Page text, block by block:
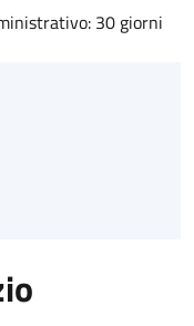
30 giorni